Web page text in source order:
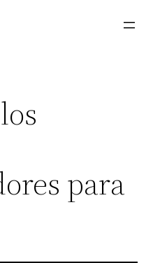
para